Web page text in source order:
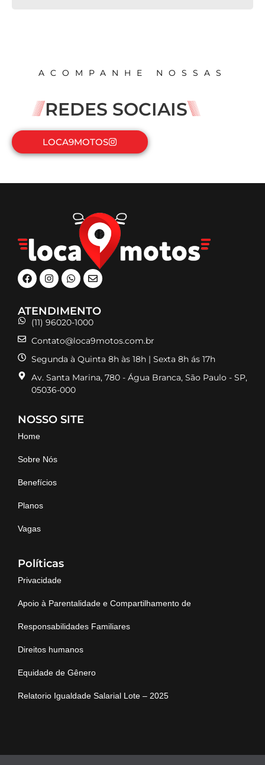
ACOMPANHE NOSSAS
REDES SOCIAIS
LOCA9MOTOS
ATENDIMENTO
(11) 96020-1000
Contato@loca9motos.com.br
Segunda à Quinta 8h às 18h | Sexta 8h ás 17h
Av. Santa Marina, 780 - Água Branca, São Paulo - SP,
05036-000
NOSSO SITE
Home
Sobre Nós
Benefícios
Planos
Vagas
Políticas
Privacidade
Apoio à Parentalidade e Compartilhamento de
Responsabilidades Familiares
Direitos humanos
Equidade de Gênero
Relatorio Igualdade Salarial Lote – 2025